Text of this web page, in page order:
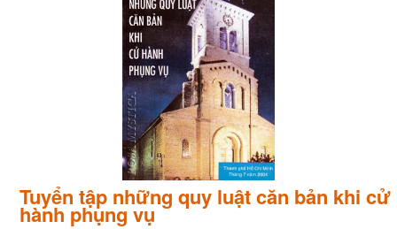
Tuyển tập những quy luật căn bản khi cử
hành phụng vụ